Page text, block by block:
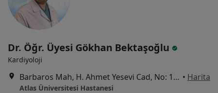
Dr. Öğr. Üyesi Gökhan Bektaşoğlu
Kardiyoloji
Barbaros Mah, H. Ahmet Yesevi Cad, No: 149 Güneşli - Bağcılar / İstanbul, Bağcılar • Harita
Atlas Üniversitesi Hastanesi